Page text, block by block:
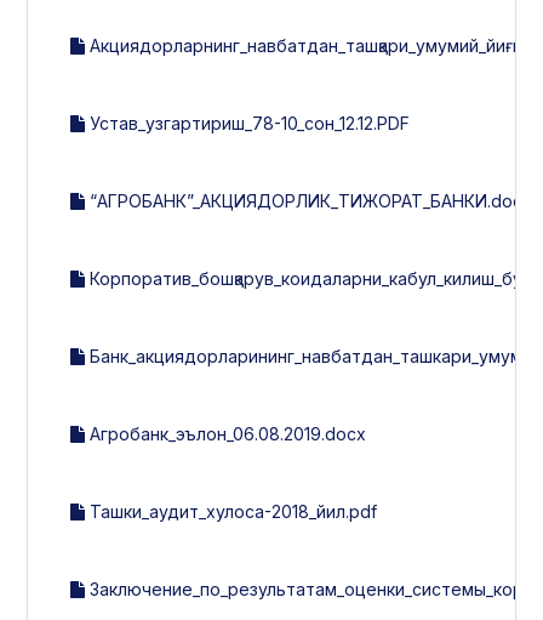
Устав_узгартириш_78-10_сон_12.12.PDF
“АГРОБАНК”_АКЦИЯДОРЛИК_ТИЖОРАТ_БАНКИ.docx
Агробанк_эълон_06.08.2019.docx
Ташки_аудит_хулоса-2018_йил.pdf